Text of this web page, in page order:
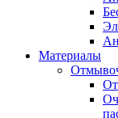
Материалы